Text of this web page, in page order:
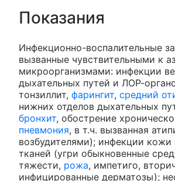
Показания
Инфекционно-воспалительные
вызванные чувствительными к
микроорганизмами: инфекции
дыхательных путей и ЛОР-
тонзиллит, фарингит, средний
нижних отделов дыхательных
бронхит, обострение
пневмония, в т.ч. вызванная
возбудителями); инфекции кожи
тканей (угри обыкновенные
тяжести, рожа, импетиго,
инфицированные дерматозы);